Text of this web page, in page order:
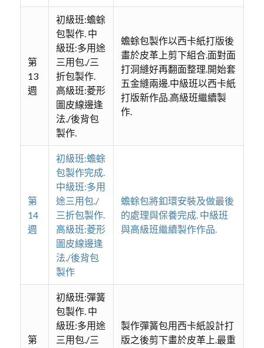
第
13
週
初級班:蟾蜍
包製作. 中
級班:多用途
三用包./三
折包製作.
高級班:菱形
圖皮線邊逢
法./後背包
製作.
蟾蜍包製作以西卡紙打版後
畫於皮革上剪下組合.面對面
打洞縫好再翻面整理.開始套
五金縫兩邊.中級班以西卡紙
打版新作品.高級班繼續製
作.
第
14
週
初級班:蟾蜍
包製作完成.
中級班:多用
途三用包./
三折包製作.
高級班:菱形
圖皮線邊逢
法./後背包
製作
蟾蜍包將釦環安裝及做最後
的處理與保養完成. 中級班
與高級班繼續製作作品.
第
初級班:彈簧
包製作. 中
級班:多用途
三用包./三
製作彈簧包用西卡紙設計打
版之後剪下畫於皮革上.最重